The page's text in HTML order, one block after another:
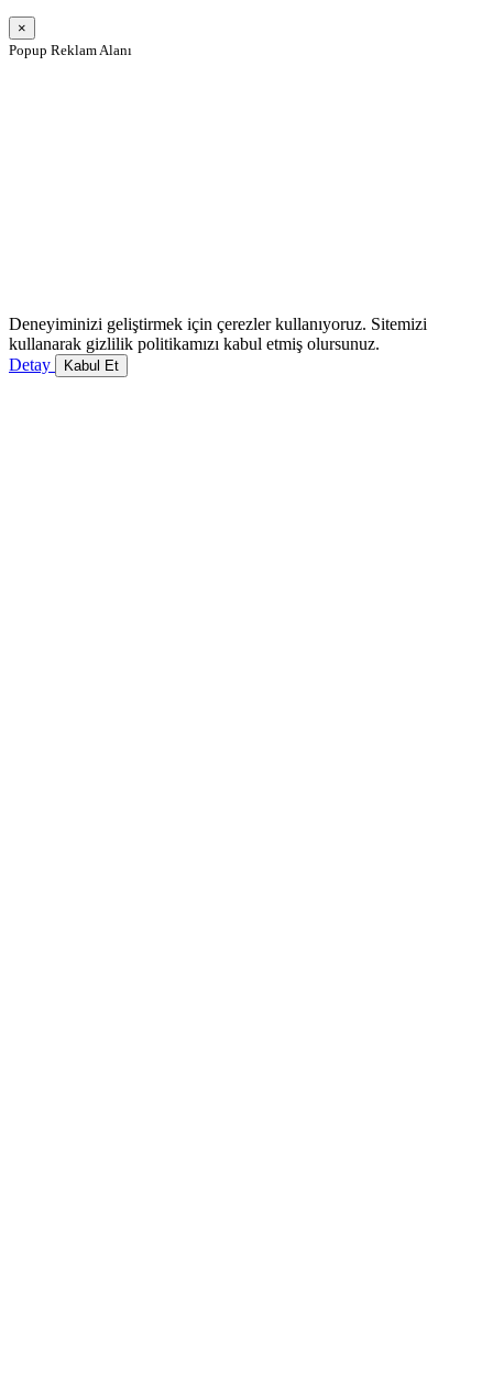
×
Popup Reklam Alanı
Deneyiminizi geliştirmek için çerezler kullanıyoruz. Sitemizi
kullanarak gizlilik politikamızı kabul etmiş olursunuz.
Detay
Kabul Et